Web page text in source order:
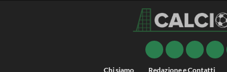
Chi siamo Redazione e Contatti